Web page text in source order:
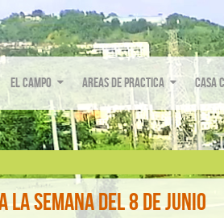
El Campo Areas de Practica Casa
la Semana del 8 de junio